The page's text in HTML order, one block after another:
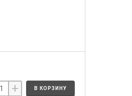
+ В КОРЗИНУ